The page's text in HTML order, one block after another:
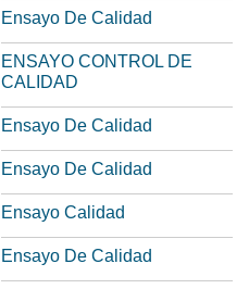
Ensayo De Calidad
ENSAYO CONTROL DE
CALIDAD
Ensayo De Calidad
Ensayo De Calidad
Ensayo Calidad
Ensayo De Calidad